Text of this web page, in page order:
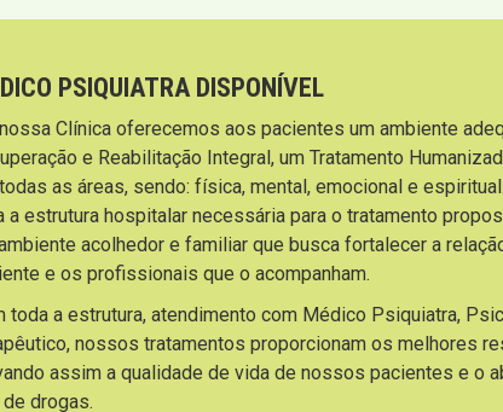
PSIQUIATRA DISPONÍVEL
Clínica oferecemos aos pacientes um ambiente
e Reabilitação Integral, um Tratamento
as áreas, sendo: física, mental, emocional e
a estrutura hospitalar necessária para o tratamento
acolhedor e familiar que busca fortalecer a
e os profissionais que o acompanham.
toda a estrutura, atendimento com Médico Psiquiatra,
nossos tratamentos proporcionam os melhores
assim a qualidade de vida de nossos pacientes e o
drogas.